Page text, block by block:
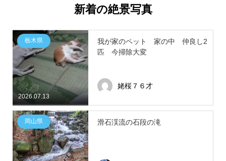
新着の絶景写真
2026.07.13
栃木県
我が家のペット 家の中 仲良し2
匹 今掃除大変
姥桜７６才
岡山県 滑石渓流の石段の滝